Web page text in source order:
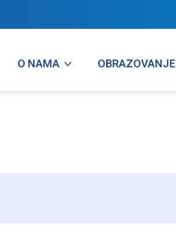
O NAMA OBRAZOVANJE